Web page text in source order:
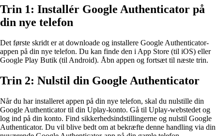
Trin 1: Installér Google Authenticator på
din nye telefon
Det første skridt er at downloade og installere Google Authenticator-
appen på din nye telefon. Du kan finde den i App Store (til iOS) eller
Google Play Butik (til Android). Åbn appen og fortsæt til næste trin.
Trin 2: Nulstil din Google Authenticator
Når du har installeret appen på din nye telefon, skal du nulstille din
Google Authenticator til din Uplay-konto. Gå til Uplay-webstedet og
log ind på din konto. Find sikkerhedsindstillingerne og nulstil Google
Authenticator. Du vil blive bedt om at bekræfte denne handling via din